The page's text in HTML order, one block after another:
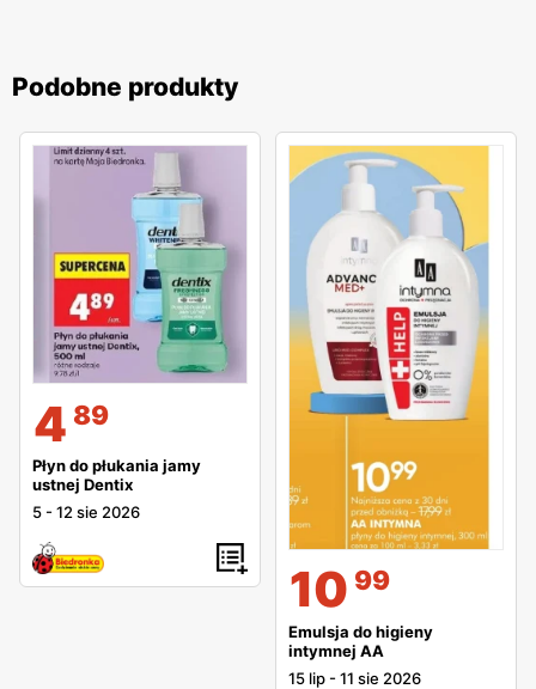
Podobne produkty
4 89
Płyn do płukania jamy
ustnej Dentix
5 -12 sie 2026
10 99
Emulsja do higieny
intymnej AA
15 lip -11 sie 2026